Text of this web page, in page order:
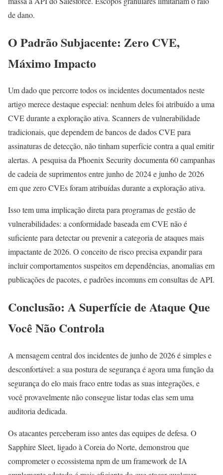
de dano.
O Padrão Subjacente: Zero CVE,
Máximo Impacto
Um dado que percorre todos os incidentes documentados neste
artigo merece destaque especial: nenhum deles foi atribuído a uma
CVE durante a exploração ativa. Scanners de vulnerabilidade
tradicionais, que dependem de bancos de dados CVE para
assinaturas de detecção, não tinham superfície contra a qual emitir
alertas. A pesquisa da Phoenix Security documenta 60 campanhas
de cadeia de suprimentos entre junho de 2024 e junho de 2026
em que zero CVEs foram atribuídas durante a exploração ativa.
Isso tem uma implicação direta para programas de gestão de
vulnerabilidades: a conformidade baseada em CVE não é
suficiente para detectar ou prevenir a categoria de ataques mais
impactante de 2026. O conceito de risco precisa expandir para
incluir comportamentos suspeitos em dependências, anomalias em
publicações de pacotes, e padrões incomuns em consultas de API.
Conclusão: A Superfície de Ataque Que
Você Não Controla
A mensagem central dos incidentes de junho de 2026 é simples e
desconfortável: a sua postura de segurança é agora uma função da
segurança do elo mais fraco entre todas as suas integrações, e
você provavelmente não consegue listar todas elas sem uma
auditoria dedicada.
Os atacantes perceberam isso antes das equipes de defesa. O
Sapphire Sleet, ligado à Coreia do Norte, demonstrou que
comprometer o ecossistema npm de um framework de IA